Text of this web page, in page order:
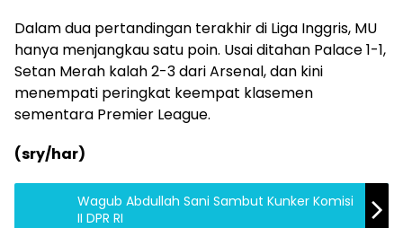
Dalam dua pertandingan terakhir di Liga Inggris, MU
hanya menjangkau satu poin. Usai ditahan Palace 1-1,
Setan Merah kalah 2-3 dari Arsenal, dan kini
menempati peringkat keempat klasemen
sementara Premier League.
(sry/har)
Wagub Abdullah Sani Sambut Kunker Komisi
II DPR RI